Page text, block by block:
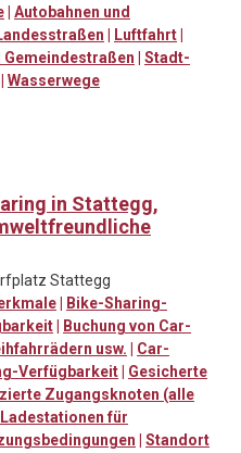
Autobahnen und
Luftfahrt
Gemeindestraßen
Stadt-
Wasserwege
in Stattegg,
Stattegg
Bike-Sharing-
Buchung von Car-
usw.
Car-
Verfügbarkeit
Gesicherte
Zugangsknoten (alle
für
Standort